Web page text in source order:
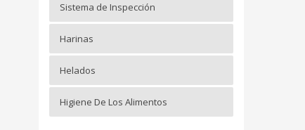
Sistema de Inspección
Harinas
Helados
Higiene De Los Alimentos